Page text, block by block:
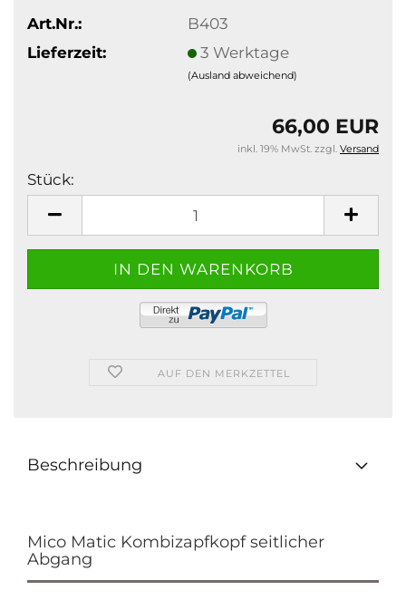
Art.Nr.:
B403
Lieferzeit:
3 Werktage
(Ausland abweichend)
66,00 EUR
inkl. 19% MwSt. zzgl. Versand
Stück:
AUF DEN MERKZETTEL
Beschreibung
Mico Matic Kombizapfkopf seitlicher
Abgang